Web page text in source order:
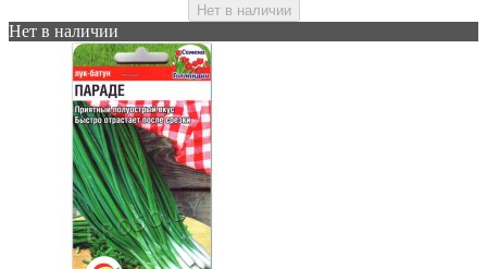
Нет в наличии
Нет в наличии